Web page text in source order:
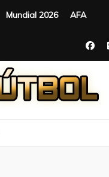
Mundial 2026 AFA